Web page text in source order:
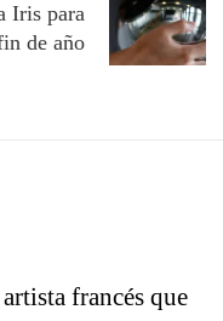
Iris para
de año
francés que